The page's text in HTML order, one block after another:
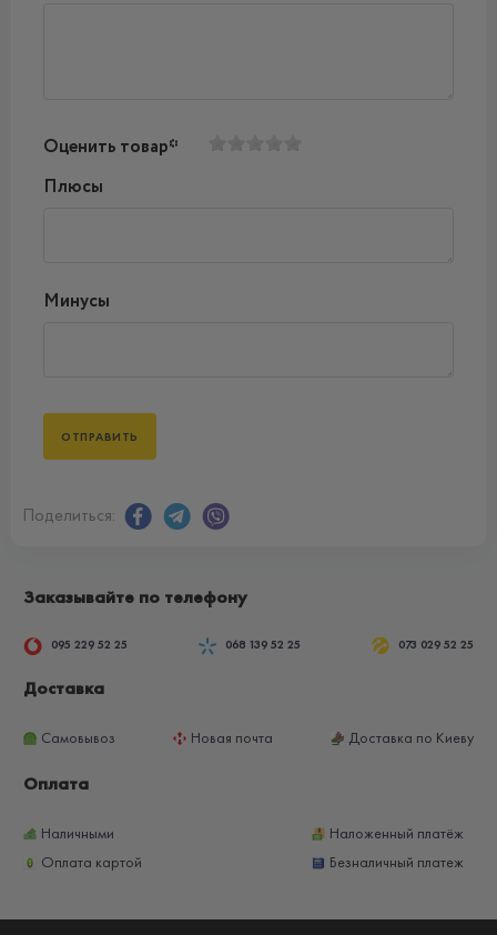
Оценить товар*
Плюсы
Минусы
Поделиться:
Заказывайте по телефону
095 229 52 25 068 139 52 25 073 029 52 25
Доставка
Самовывоз Новая почта Доставка по Киеву
Оплата
Наличными
Наложенный платёж
Оплата картой
Безналичный платеж